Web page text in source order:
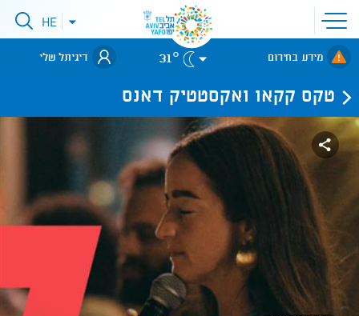
פתיחת
תפריט
אתר
לאתר עיריית
תל-אביב
פתיחתHE
מידע בחירום 31° דיגיתל שלי
טקס קקאו ואקסטטיק דאנס